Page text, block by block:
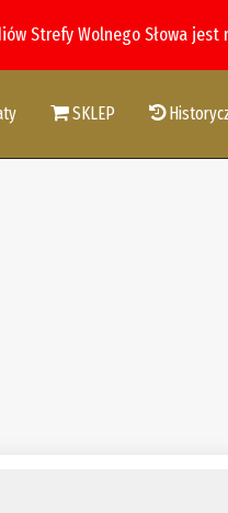
Strefy Wolnego Słowa
SKLEP